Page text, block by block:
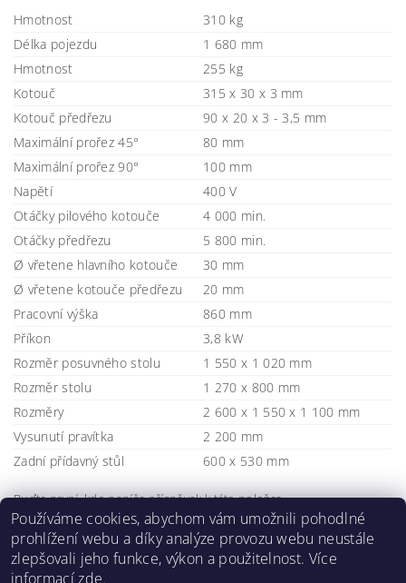
Hmotnost
310 kg
Délka pojezdu
1 680 mm
Hmotnost
255 kg
Kotouč
315 x 30 x 3 mm
Kotouč předřezu
90 x 20 x 3 - 3,5 mm
Maximální prořez 45°
80 mm
Maximální prořez 90°
100 mm
Napětí
400 V
Otáčky pilového kotouče
4 000 min.
Otáčky předřezu
5 800 min.
Ø vřetene hlavního kotouče
30 mm
Ø vřetene kotouče předřezu
20 mm
Pracovní výška
860 mm
Příkon
3,8 kW
Rozměr posuvného stolu
1 550 x 1 020 mm
Rozměr stolu
1 270 x 800 mm
Rozměry
2 600 x 1 550 x 1 100 mm
Vysunutí pravítka
2 200 mm
Zadní přídavný stůl
600 x 530 mm
Buďte první, kdo napíše příspěvek k této položce.
Přidat komentář
Používáme cookies, abychom vám umožnili pohodlné
prohlížení webu a díky analýze provozu webu neustále
zlepšovali jeho funkce, výkon a použitelnost. Více
informací zde.